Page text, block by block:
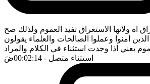
اه ولانها الاستغراق تفيد العموم ولذلك صح
الذين امنوا وعملوا الصالحات والعلماء يقولون
يعني اذا وجدت استثناء في الكلام والمراد
استثناء متصل - 00:02:14 ضَ